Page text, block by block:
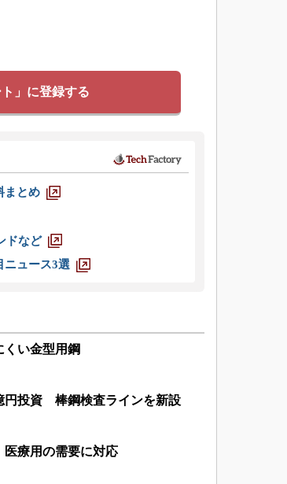
」に登録する
まとめ
ドなど
ニュース3選
い金型用鋼
円投資 棒鋼検査ラインを新設
医療用の需要に対応